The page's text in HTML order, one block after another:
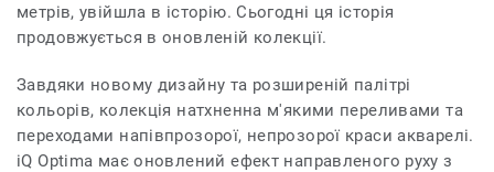
метрів, увійшла в історію. Сьогодні ця історія
продовжується в оновленій колекції.
Завдяки новому дизайну та розширеній палітрі
кольорів, колекція натхненна м'якими переливами та
переходами напівпрозорої, непрозорої краси акварелі.
iQ Optima має оновлений ефект направленого руху з